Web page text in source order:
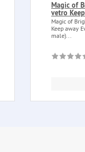
Magic of
vetro
Magic of
Keep away
male)...